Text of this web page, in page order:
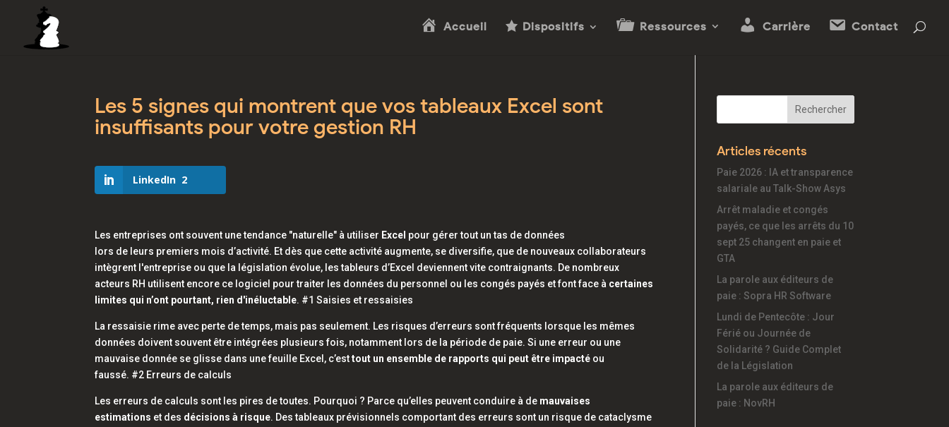
Accueil Dispositifs Ressources Carrière Contact
Les 5 signes qui montrent que vos tableaux Excel sont
insuffisants pour votre gestion RH
LinkedIn 2
Les entreprises ont souvent une tendance "naturelle" à utiliser Excel pour gérer tout un tas de données
lors de leurs premiers mois d’activité. Et dès que cette activité augmente, se diversifie, que de nouveaux collaborateurs
intègrent l'entreprise ou que la législation évolue, les tableurs d’Excel deviennent vite contraignants. De nombreux
acteurs RH utilisent encore ce logiciel pour traiter les données du personnel ou les congés payés et font face à certaines
limites qui n’ont pourtant, rien d'inéluctable. #1 Saisies et ressaisies
La ressaisie rime avec perte de temps, mais pas seulement. Les risques d’erreurs sont fréquents lorsque les mêmes
données doivent souvent être intégrées plusieurs fois, notamment lors de la période de paie. Si une erreur ou une
mauvaise donnée se glisse dans une feuille Excel , c’esttout un ensemble de rapports qui peut être impacté ou
faussé. #2 Erreurs de calculs
Les erreurs de calculs sont les pires de toutes. Pourquoi ? Parce qu’elles peuvent conduire à de mauvaises
estimations et des décisions à risque. Des tableaux prévisionnels comportant des erreurs sont un risque de cataclysme
Articles récents
Paie 2026 : IA et transparence
salariale au Talk-Show Asys
Arrêt maladie et congés
payés, ce que les arrêts du 10
sept 25 changent en paie et
GTA
La parole aux éditeurs de
paie : Sopra HR Software
Lundi de Pentecôte : Jour
Férié ou Journée de
Solidarité ? Guide Complet
de la Législation
La parole aux éditeurs de
paie : NovRH